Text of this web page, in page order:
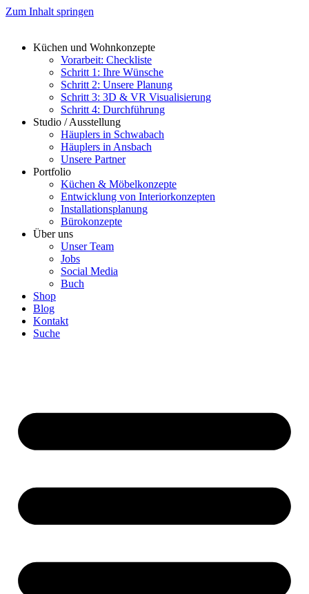
Zum Inhalt springen
Küchen und Wohnkonzepte
Vorarbeit: Checkliste
Schritt 1: Ihre Wünsche
Schritt 2: Unsere Planung
Schritt 3: 3D & VR Visualisierung
Schritt 4: Durchführung
Studio / Ausstellung
Häuplers in Schwabach
Häuplers in Ansbach
Unsere Partner
Portfolio
Küchen & Möbelkonzepte
Entwicklung von Interiorkonzepten
Installationsplanung
Bürokonzepte
Über uns
Unser Team
Jobs
Social Media
Buch
Shop
Blog
Kontakt
Suche